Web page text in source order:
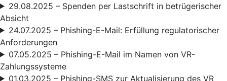
29.08.2025 – Spenden per Lastschrift in betrügerischer
Absicht
24.07.2025 – Phishing-E-Mail: Erfüllung regulatorischer
Anforderungen
07.05.2025 – Phishing-E-Mail im Namen von VR-
Zahlungssysteme
01.03.2025 – Phishing-SMS zur Aktualisierung des VR